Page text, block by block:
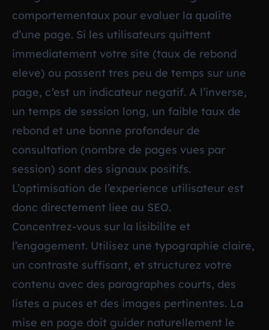
comportementaux pour evaluer la qualite
d’une page. Si les utilisateurs quittent
immediatement votre site (taux de rebond
eleve) ou passent tres peu de temps sur une
page, c’est un indicateur negatif. A l’inverse,
un temps de session long, un faible taux de
rebond et une bonne profondeur de
consultation (nombre de pages vues par
session) sont des signaux positifs.
L’optimisation de l’experience utilisateur est
donc directement liee au SEO.
Concentrez-vous sur la lisibilite et
l’engagement. Utilisez une typographie claire,
un contraste suffisant, et structurez votre
contenu avec des paragraphes courts, des
listes a puces et des images pertinentes. La
mise en page doit guider naturellement le